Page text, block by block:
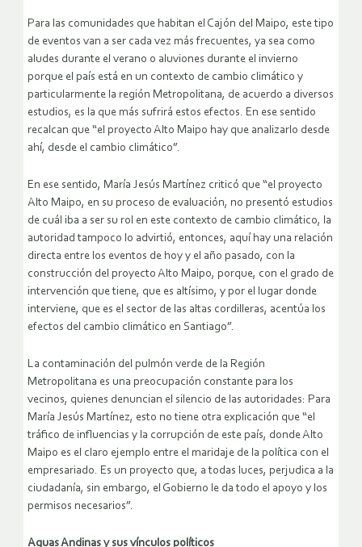
Para las comunidades que habitan el Cajón del Maipo, este tipo
de eventos van a ser cada vez más frecuentes, ya sea como
aludes durante el verano o aluviones durante el invierno
porque el país está en un contexto de cambio climático y
particularmente la región Metropolitana, de acuerdo a diversos
estudios, es la que más sufrirá estos efectos. En ese sentido
recalcan que “el proyecto Alto Maipo hay que analizarlo desde
ahí, desde el cambio climático”.
En ese sentido, María Jesús Martínez criticó que “el proyecto
Alto Maipo, en su proceso de evaluación, no presentó estudios
de cuál iba a ser su rol en este contexto de cambio climático, la
autoridad tampoco lo advirtió, entonces, aquí hay una relación
directa entre los eventos de hoy y el año pasado, con la
construcción del proyecto Alto Maipo, porque, con el grado de
intervención que tiene, que es altísimo, y por el lugar donde
interviene, que es el sector de las altas cordilleras, acentúa los
efectos del cambio climático en Santiago”.
La contaminación del pulmón verde de la Región
Metropolitana es una preocupación constante para los
vecinos, quienes denuncian el silencio de las autoridades: Para
María Jesús Martínez, esto no tiene otra explicación que “el
tráfico de influencias y la corrupción de este país, donde Alto
Maipo es el claro ejemplo entre el maridaje de la política con el
empresariado. Es un proyecto que, a todas luces, perjudica a la
ciudadanía, sin embargo, el Gobierno le da todo el apoyo y los
permisos necesarios”.
Aguas Andinas y sus vínculos políticos